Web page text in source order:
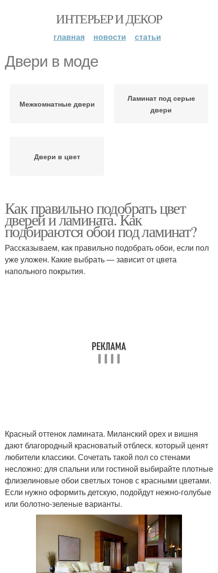
ИНТЕРЬЕР И ДЕКОР
главная новости статьи
Двери в моде
Межкомнатные двери
Ламинат под серые
двери
Двери в цвет
Как правильно подобрать цвет
дверей и ламината. Как
подбираются обои под ламинат?
Рассказываем, как правильно подобрать обои, если пол
уже уложен. Какие выбрать — зависит от цвета
напольного покрытия.
Красный оттенок ламината. Миланский орех и вишня
дают благородный красноватый отблеск. который ценят
любители классики. Сочетать такой пол со стенами
несложно: для спальни или гостиной выбирайте плотные
флизелиновые обои светлых тонов с красными цветами.
Если нужно оформить детскую, подойдут нежно-голубые
или болотно-зеленые варианты.